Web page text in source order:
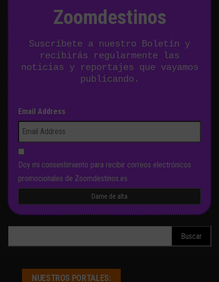
Zoomdestinos
Suscríbete a nuestro Boletín y
recibirás regularmente las
noticias y reportajes que vayamos
publicando.
Email Address
Doy mi consentimiento para recibir correos electrónicos
promocionales de Zoomdestinos.es
NUESTROS PORTALES: